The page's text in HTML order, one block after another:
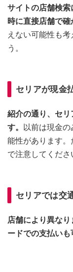
サイトの店舗検
時に直接店舗で確
えない可能性も
う。
セリアが現金
紹介の通り、セ
す。 以前は現金
能性があります
で注意してくださ
セリアでは交
店舗により異な
ードでの支払いも